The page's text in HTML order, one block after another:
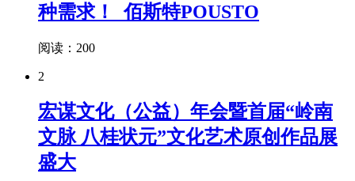
种需求！_佰斯特POUSTO
阅读：200
2
宏谋文化（公益）年会暨首届“岭南
文脉 八桂状元”文化艺术原创作品展
盛大